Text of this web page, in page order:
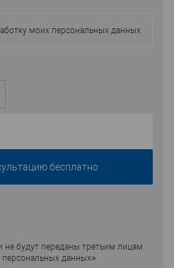
моих персональных данных
не будут переданы третьим лицам
данных»